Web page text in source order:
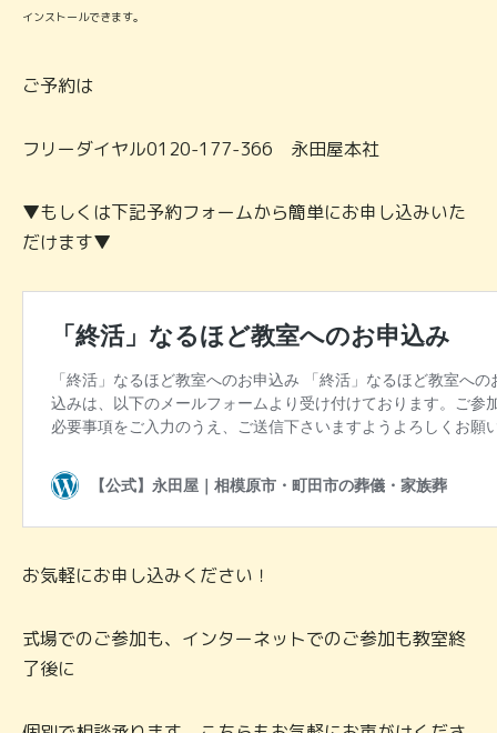
インストールできます。
ご予約は
フリーダイヤル0120-177-366 永田屋本社
▼もしくは下記予約フォームから簡単にお申し込みいた
だけます▼
お気軽にお申し込みください！
式場でのご参加も、インターネットでのご参加も教室終
了後に